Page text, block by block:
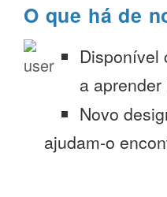
O que há de
Disponível
a aprender
Novo
ajudam-o